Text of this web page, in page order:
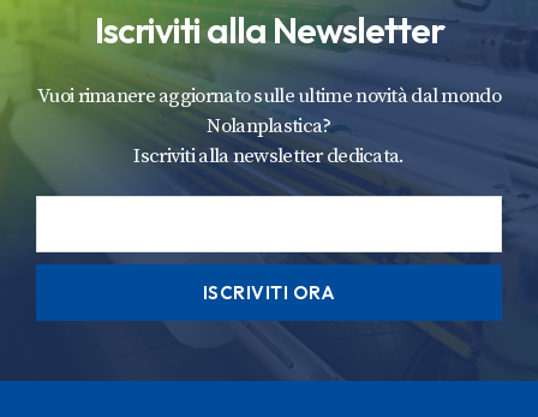
Iscriviti alla Newsletter
Vuoi rimanere aggiornato sulle ultime novità dal mondo
Nolanplastica?
Iscriviti alla newsletter dedicata.
ISCRIVITI ORA